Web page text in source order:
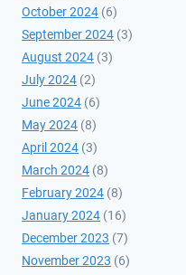
October 2024 (6)
September 2024 (3)
August 2024 (3)
July 2024 (2)
June 2024 (6)
May 2024 (8)
April 2024 (3)
March 2024 (8)
February 2024 (8)
January 2024 (16)
December 2023 (7)
November 2023 (6)